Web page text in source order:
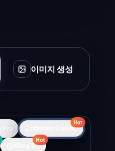
이미지 생성
Hot
Motion Control
Hot
Kling O3